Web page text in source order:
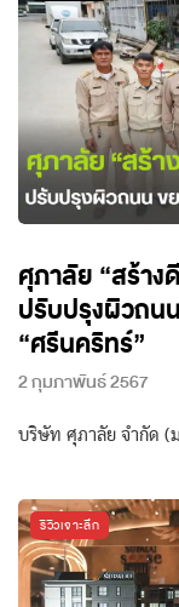
ศุภาลัย “สร้าง
ปรับปรุงผิวถน
“ศรีนคริทร์”
2 กุมภาพันธ์ 2567
บริษัท ศุภาลัย จำกัด (
รีวิวเจาะลึก